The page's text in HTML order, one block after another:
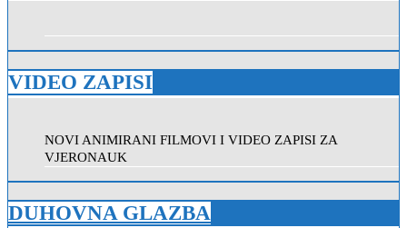
VIDEO ZAPISI
NOVI ANIMIRANI FILMOVI I VIDEO ZAPISI ZA
VJERONAUK
DUHOVNA GLAZBA